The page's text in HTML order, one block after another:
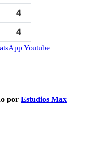
Youtube
por Estudios Max